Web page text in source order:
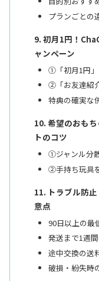
プランごとの
初月1円！
ャンペーン
①「初月1円
②「お友達紹
特典の確実な
希望のおも
トのコツ
①ジャンル分
②手持ち玩具
トラブル防
意点
90日以上の最
発送まで1週
途中交換の送
破損・紛失時